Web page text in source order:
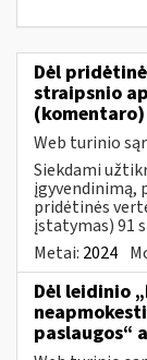
Dėl
straipsnio
(komentaro)
Web turinio
Siekdami
įgyvendinimą,
pridėtinės
įstatymas) 91
Metai: 2024
Dėl leidinio
paslaugos“